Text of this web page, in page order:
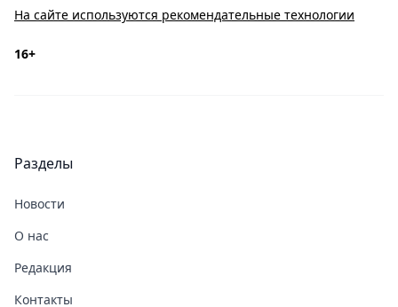
На сайте используются рекомендательные технологии
16+
Разделы
Новости
О нас
Редакция
Контакты